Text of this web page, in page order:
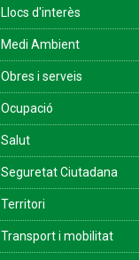
Llocs d'interès
Medi Ambient
Obres i serveis
Ocupació
Salut
Seguretat Ciutadana
Territori
Transport i mobilitat